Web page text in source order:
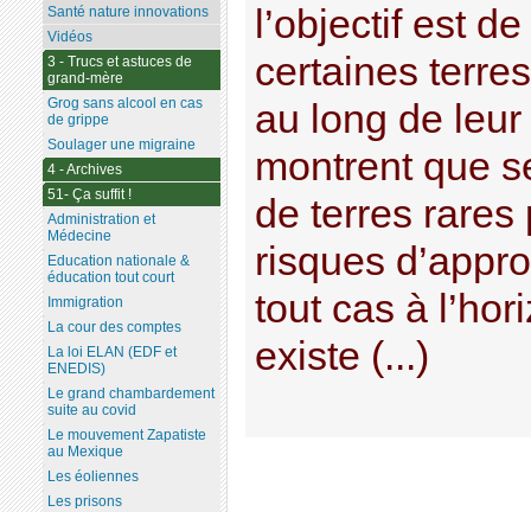
l’objectif est
certaines
au long de
montrent que
de terres rares
risques
tout cas à
existe (...)
Santé nature innovations
Vidéos
3 - Trucs et astuces de
grand-mère
Grog sans alcool en cas
de grippe
Soulager une migraine
4 - Archives
51- Ça suffit !
Administration et
Médecine
Education nationale &
éducation tout court
Immigration
La cour des comptes
La loi ELAN (EDF et
ENEDIS)
Le grand chambardement
suite au covid
Le mouvement Zapatiste
au Mexique
Les éoliennes
Les prisons